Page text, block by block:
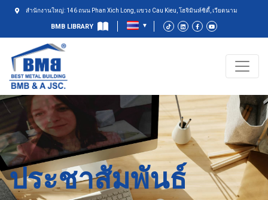
สำนักงานใหญ่: 146 ถนน Phan Xich Long, แขวง Cau Kieu, โฮจิมินห์ซิตี้, เวียดนาม
BMB LIBRARY
ประชาสัมพันธ์